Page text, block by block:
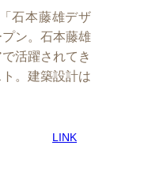
石本藤雄デザ
ン。石本藤雄
活躍されてき
。建築設計は
LINK